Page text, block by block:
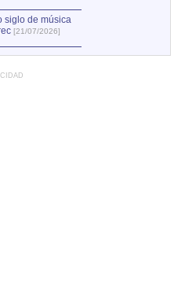
siglo de música
[21/07/2026]